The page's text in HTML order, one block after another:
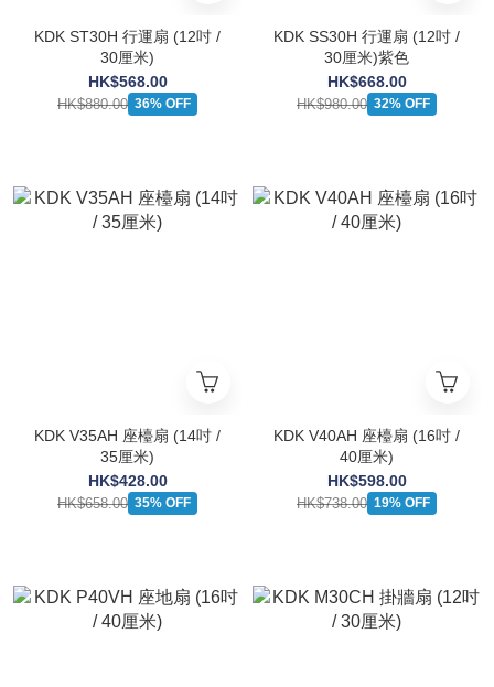
KDK ST30H 行運扇 (12吋 /
30厘米)
HK$568.00
HK$880.00 36% OFF
KDK SS30H 行運扇 (12吋 /
30厘米)紫色
HK$668.00
HK$980.00 32% OFF
KDK V35AH 座檯扇 (14吋 /
35厘米)
HK$428.00
HK$658.00 35% OFF
KDK V40AH 座檯扇 (16吋 /
40厘米)
HK$598.00
HK$738.00 19% OFF